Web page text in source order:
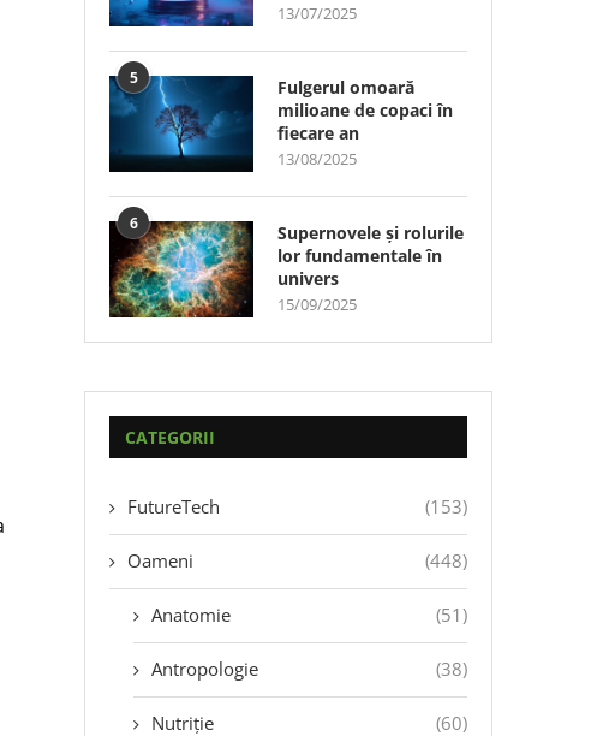
13/07/2025
5
Fulgerul omoară
milioane de copaci în
fiecare an
13/08/2025
6
Supernovele și rolurile
lor fundamentale în
univers
15/09/2025
CATEGORII
FutureTech (153)
Oameni (448)
Anatomie (51)
Antropologie (38)
Nutriție (60)